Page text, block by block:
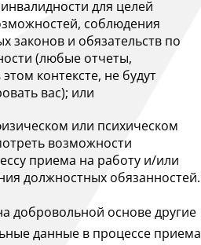
для целей
соблюдения
законов и обязательств по
(любые отчеты,
контексте, не будут
вас); или
или психическом
возможности
приема на работу и/или
должностных обязанностей.
добровольной основе другие
данные в процессе приема